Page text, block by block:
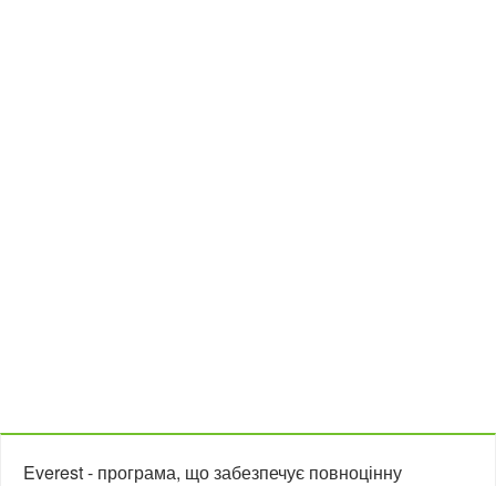
Everest - програма, що забезпечує повноцінну